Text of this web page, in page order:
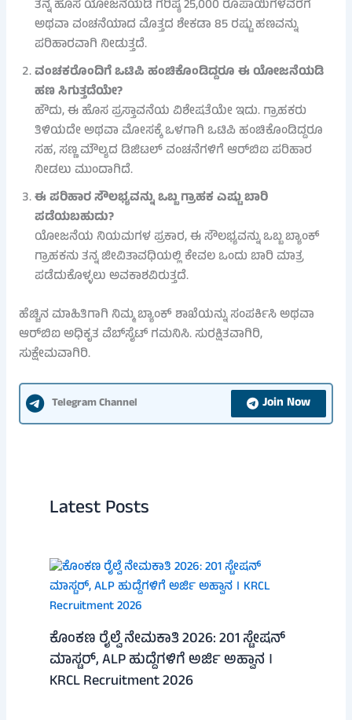
ತನ್ನ ಹೊಸ ಯೋಜನೆಯಡಿ ಗರಿಷ್ಠ 25,000 ರೂಪಾಯಿಗಳವರೆಗೆ
ಅಥವಾ ವಂಚನೆಯಾದ ಮೊತ್ತದ ಶೇಕಡಾ 85 ರಷ್ಟು ಹಣವನ್ನು
ಪರಿಹಾರವಾಗಿ ನೀಡುತ್ತದೆ.
ವಂಚಕರೊಂದಿಗೆ ಒಟಿಪಿ ಹಂಚಿಕೊಂಡಿದ್ದರೂ ಈ ಯೋಜನೆಯಡಿ
ಹಣ ಸಿಗುತ್ತದೆಯೇ?
ಹೌದು, ಈ ಹೊಸ ಪ್ರಸ್ತಾವನೆಯ ವಿಶೇಷತೆಯೇ ಇದು. ಗ್ರಾಹಕರು
ತಿಳಿಯದೇ ಅಥವಾ ಮೋಸಕ್ಕೆ ಒಳಗಾಗಿ ಒಟಿಪಿ ಹಂಚಿಕೊಂಡಿದ್ದರೂ
ಸಹ, ಸಣ್ಣ ಮೌಲ್ಯದ ಡಿಜಿಟಲ್ ವಂಚನೆಗಳಿಗೆ ಆರ್‌ಬಿಐ ಪರಿಹಾರ
ನೀಡಲು ಮುಂದಾಗಿದೆ.
ಈ ಪರಿಹಾರ ಸೌಲಭ್ಯವನ್ನು ಒಬ್ಬ ಗ್ರಾಹಕ ಎಷ್ಟು ಬಾರಿ
ಪಡೆಯಬಹುದು?
ಯೋಜನೆಯ ನಿಯಮಗಳ ಪ್ರಕಾರ, ಈ ಸೌಲಭ್ಯವನ್ನು ಒಬ್ಬ ಬ್ಯಾಂಕ್
ಗ್ರಾಹಕನು ತನ್ನ ಜೀವಿತಾವಧಿಯಲ್ಲಿ ಕೇವಲ ಒಂದು ಬಾರಿ ಮಾತ್ರ
ಪಡೆದುಕೊಳ್ಳಲು ಅವಕಾಶವಿರುತ್ತದೆ.
ಹೆಚ್ಚಿನ ಮಾಹಿತಿಗಾಗಿ ನಿಮ್ಮ ಬ್ಯಾಂಕ್ ಶಾಖೆಯನ್ನು ಸಂಪರ್ಕಿಸಿ ಅಥವಾ
ಆರ್‌ಬಿಐ ಅಧಿಕೃತ ವೆಬ್‌ಸೈಟ್ ಗಮನಿಸಿ. ಸುರಕ್ಷಿತವಾಗಿರಿ,
ಸುಕ್ಷೇಮವಾಗಿರಿ.
Telegram Channel Join Now
Latest Posts
ಕೊಂಕಣ ರೈಲ್ವೆ ನೇಮಕಾತಿ 2026: 201 ಸ್ಟೇಷನ್
ಮಾಸ್ಟರ್, ALP ಹುದ್ದೆಗಳಿಗೆ ಅರ್ಜಿ ಅಹ್ವಾನ ।
KRCL Recruitment 2026